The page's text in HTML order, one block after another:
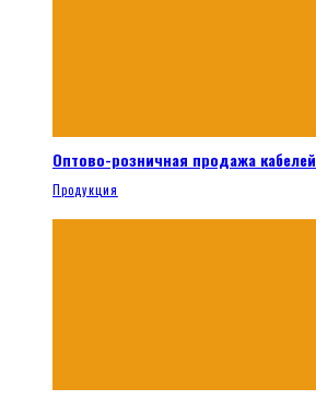
Оптово-розничная продажа кабелей
Продукция